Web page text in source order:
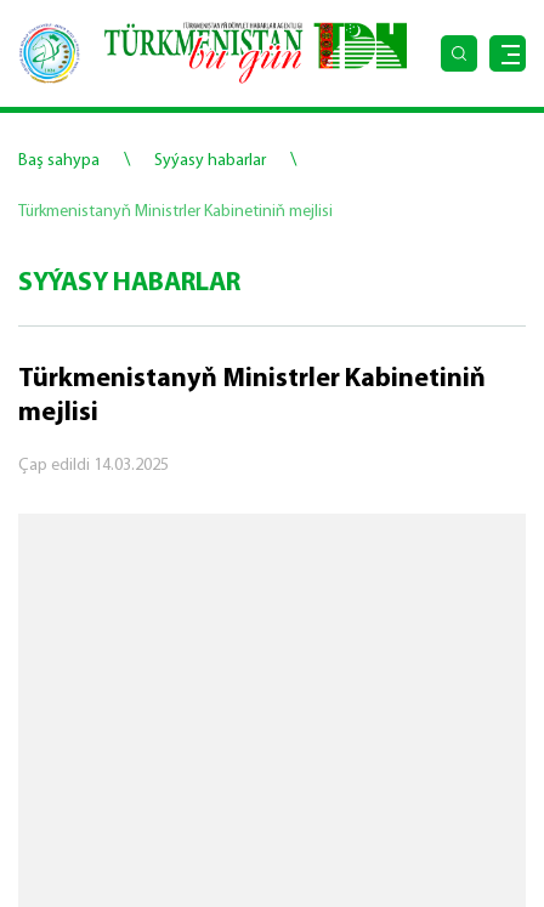
Baş sahypa \ Syýasy habarlar \
Türkmenistanyň Ministrler Kabinetiniň mejlisi
SYÝASY HABARLAR
Türkmenistanyň Ministrler Kabinetiniň
mejlisi
Çap edildi 14.03.2025